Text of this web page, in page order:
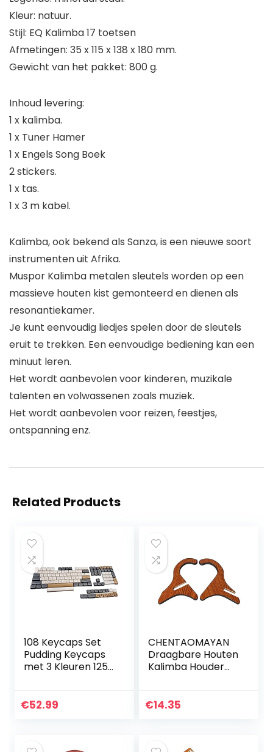
Kleur: natuur.
Stijl: EQ Kalimba 17 toetsen
Afmetingen: 35 x 115 x 138 x 180 mm.
Gewicht van het pakket: 800 g.
Inhoud levering:
1 x kalimba.
1 x Tuner Hamer
1 x Engels Song Boek
2 stickers.
1 x tas.
1 x 3 m kabel.
Kalimba, ook bekend als Sanza, is een nieuwe soort
instrumenten uit Afrika.
Muspor Kalimba metalen sleutels worden op een
massieve houten kist gemonteerd en dienen als
resonantiekamer.
Je kunt eenvoudig liedjes spelen door de sleutels
eruit te trekken. Een eenvoudige bediening kan een
minuut leren.
Het wordt aanbevolen voor kinderen, muzikale
talenten en volwassenen zoals muziek.
Het wordt aanbevolen voor reizen, feestjes,
ontspanning enz.
Related Products
108 Keycaps Set
Pudding Keycaps
met 3 Kleuren 125
Robuust Duurzaam
€52.99
CHENTAOMAYAN
Draagbare Houten
Kalimba Houder
voor Kalimba Duim
€14.35